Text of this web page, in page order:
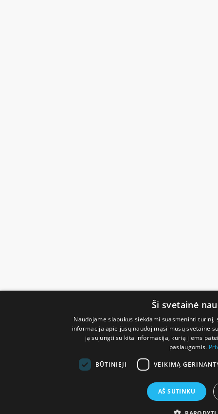
Ši svetainė
Naudojame slapukus siekdami suasmeninti
informacija apie jūsų naudojimąsi mūsų svetaine
ją sujungti su kita informacija, kurią jiems
paslaugomis.
BŪTINIEJI VEIKIMĄ
AŠ SUTINKU